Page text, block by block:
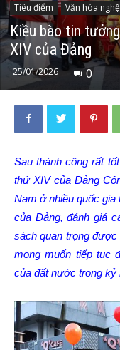
Tiêu điểm Văn hóa
Kiều bào tin
XIV của Đảng
25/01/2026 0
Sau thành công rất
thứ XIV của Đảng
Nam ở nhiều quốc
của Đảng, đánh giá
sách quan trọng
mong muốn tiếp tục
của đất nước trong kỷ